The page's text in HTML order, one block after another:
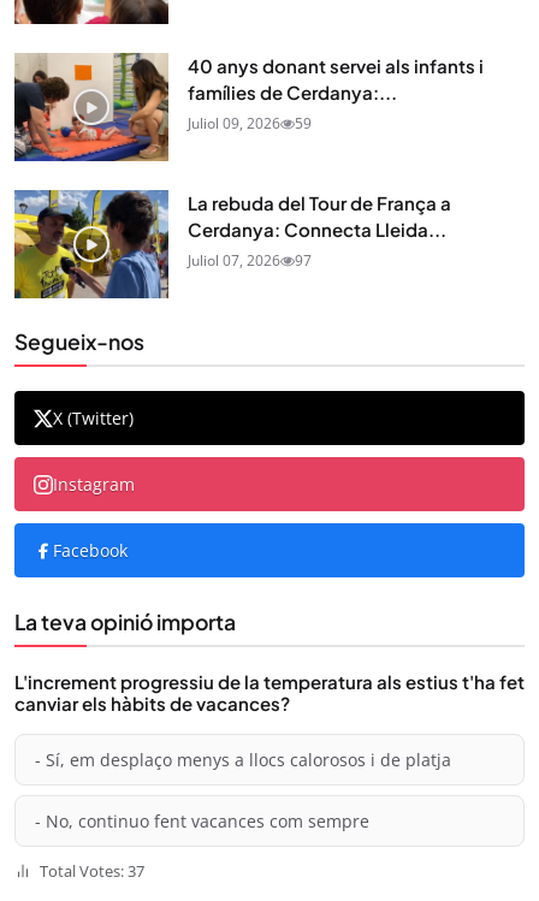
40 anys donant servei als infants i
famílies de Cerdanya:...
Juliol 09, 2026 59
La rebuda del Tour de França a
Cerdanya: Connecta Lleida...
Juliol 07, 2026 97
Segueix-nos
X (Twitter)
Instagram
Facebook
La teva opinió importa
L'increment progressiu de la temperatura als estius t'ha fet
canviar els hàbits de vacances?
- Sí, em desplaço menys a llocs calorosos i de platja
- No, continuo fent vacances com sempre
Total Votes: 37